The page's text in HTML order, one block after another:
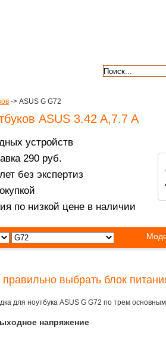
-> ASUS G G72
ASUS 3.42 A,7.7 A
устройств
290 руб.
без экспертиз
по низкой цене в наличии
правильно выбрать блок
для ноутбука ASUS G G72 по трем
напряжение